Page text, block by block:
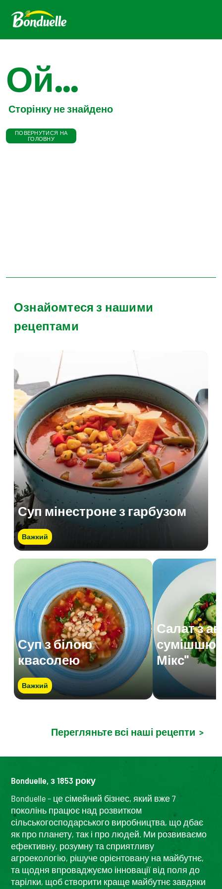
Ой...
Сторінку не знайдено
ПОВЕРНУТИСЯ НА
ГОЛОВНУ
Ознайомтеся з нашими
рецептами
Суп мінестроне з гарбузом
Важкий
Суп з білою
квасолею
Важкий
Салат з
сумішшю
Мікс"
Перегляньте всі наші рецепти >
Bonduelle, з 1853 року
Bonduelle – це сімейний бізнес, який вже 7
поколінь працює над розвитком
сільськогосподарського виробництва, що дбає
як про планету, так і про людей. Ми розвиваємо
ефективну, розумну та сприятливу
агроекологію, рішуче орієнтовану на майбутнє,
та щодня впроваджуємо інновації від поля до
тарілки, щоб створити краще майбутнє завдяки